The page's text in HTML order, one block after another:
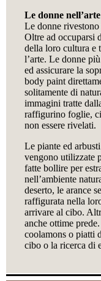
Le donne
Le donne
Oltre ad occuparsi
della loro cultura e
l’arte. Le donne
ed assicurare la
body paint
solitamente di
immagini tratte
raffigurino foglie,
non essere rivelati.
Le piante ed
vengono utilizzate
fatte bollire per
nell’ambiente
deserto, le arance
raffigurata nella
arrivare al cibo.
anche ottime
coolamons o piatti
cibo o la ricerca di